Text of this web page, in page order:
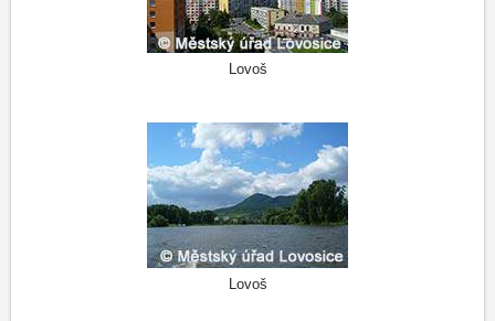
Lovoš
Lovoš